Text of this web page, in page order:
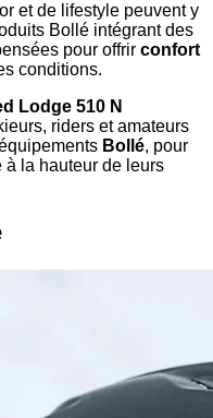
et de lifestyle peuvent y
Bollé intégrant des
pour offrir confort
conditions.
Lodge 510 N
riders et amateurs
Bollé, pour
la hauteur de leurs